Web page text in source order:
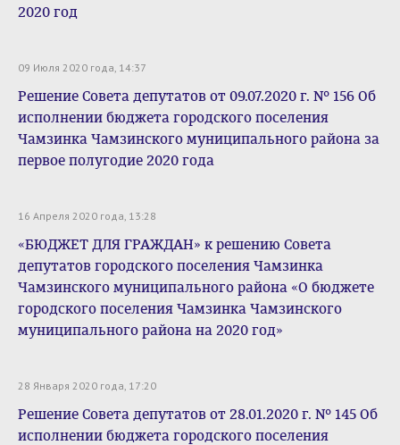
2020 год
09 Июля 2020 года, 14:37
Решение Совета депутатов от 09.07.2020 г. № 156 Об
исполнении бюджета городского поселения
Чамзинка Чамзинского муниципального района за
первое полугодие 2020 года
16 Апреля 2020 года, 13:28
«БЮДЖЕТ ДЛЯ ГРАЖДАН» к решению Совета
депутатов городского поселения Чамзинка
Чамзинского муниципального района «О бюджете
городского поселения Чамзинка Чамзинского
муниципального района на 2020 год»
28 Января 2020 года, 17:20
Решение Совета депутатов от 28.01.2020 г. № 145 Об
исполнении бюджета городского поселения